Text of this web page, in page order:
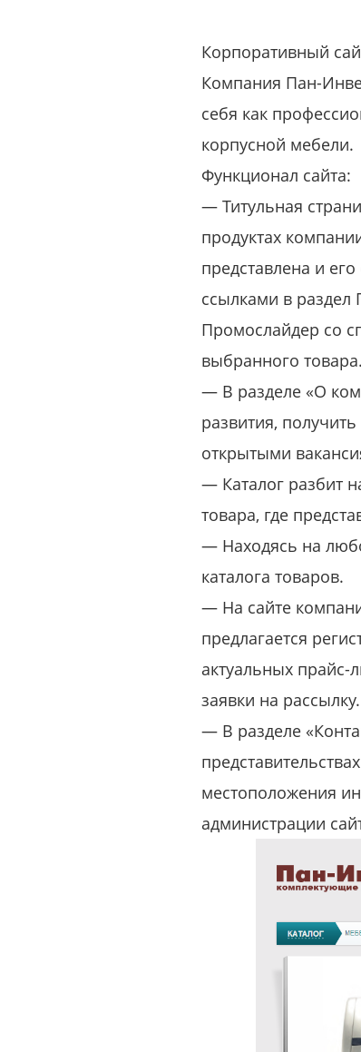
Корпоративный
Компания Пан-
себя как
корпусной мебели.
Функционал сайта:
— Титульная
продуктах
представлена и
ссылками в раздел
Промослайдер со
выбранного
— В разделе «О
развития,
открытыми
— Каталог разбит
товара, где
— Находясь на
каталога товаров.
— На сайте
предлагается
актуальных прайс-
заявки на рассылку.
— В разделе
местоположения
администрации